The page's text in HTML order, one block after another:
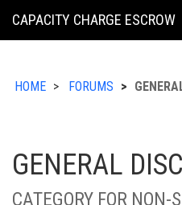
KING
CAPACITY CHARGE ESCROW
HOME FORUMS
GENERAL
CATEGORY FOR NON-